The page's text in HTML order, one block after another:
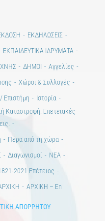
ΕΚΔΗΛΩΣΕΙΣ
ΕΚΠΑΙΔΕΥΤΙΚΑ ΙΔΡΥΜΑΤΑ
ΔΗΜΟΙ
Αγγελίες
Χώροι & Συλλογές
Επιστήμη
Ιστορία
Καταστροφή. Επετειακές
Πέρα από τη χώρα
Διαγωνισμοί
ΝΕΑ
2021 Επέτειος
ΑΡΧΙΚΗ – En
ΑΠΟΡΡΗΤΟΥ